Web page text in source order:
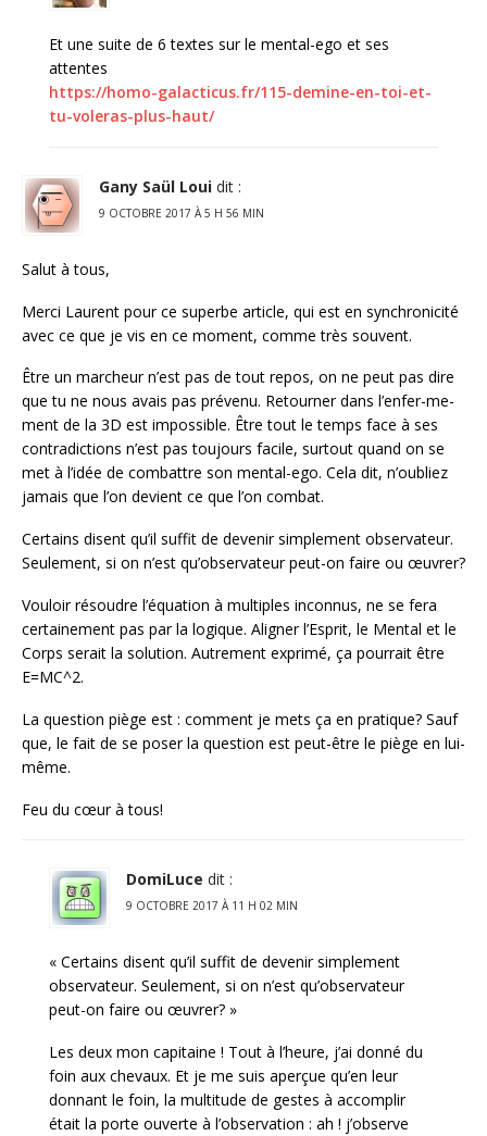
Et une suite de 6 textes sur le mental-ego et ses
attentes
https://homo-galacticus.fr/115-demine-en-toi-et-
tu-voleras-plus-haut/
Gany Saül Loui dit :
9 OCTOBRE 2017 À 5 H 56 MIN
Salut à tous,
Merci Laurent pour ce superbe article, qui est en synchronicité
avec ce que je vis en ce moment, comme très souvent.
Être un marcheur n’est pas de tout repos, on ne peut pas dire
que tu ne nous avais pas prévenu. Retourner dans l’enfer-me-
ment de la 3D est impossible. Être tout le temps face à ses
contradictions n’est pas toujours facile, surtout quand on se
met à l’idée de combattre son mental-ego. Cela dit, n’oubliez
jamais que l’on devient ce que l’on combat.
Certains disent qu’il suffit de devenir simplement observateur.
Seulement, si on n’est qu’observateur peut-on faire ou œuvrer?
Vouloir résoudre l’équation à multiples inconnus, ne se fera
certainement pas par la logique. Aligner l’Esprit, le Mental et le
Corps serait la solution. Autrement exprimé, ça pourrait être
E=MC^2.
La question piège est : comment je mets ça en pratique? Sauf
que, le fait de se poser la question est peut-être le piège en lui-
même.
Feu du cœur à tous!
DomiLuce dit :
9 OCTOBRE 2017 À 11 H 02 MIN
« Certains disent qu’il suffit de devenir simplement
observateur. Seulement, si on n’est qu’observateur
peut-on faire ou œuvrer? »
Les deux mon capitaine ! Tout à l’heure, j’ai donné du
foin aux chevaux. Et je me suis aperçue qu’en leur
donnant le foin, la multitude de gestes à accomplir
était la porte ouverte à l’observation : ah ! j’observe